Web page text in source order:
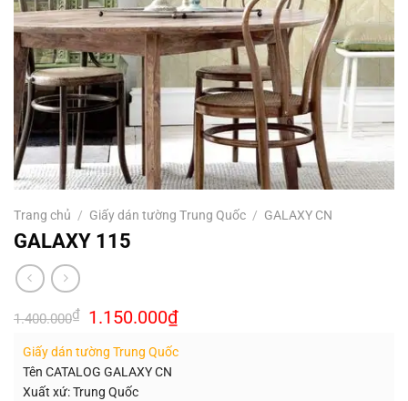
Trang chủ / Giấy dán tường Trung Quốc / GALAXY CN
GALAXY 115
1.400.000₫ Giá
gốc
1.400.000₫.
1.150.000₫Giá
hiện
là:
Giấy dán tường Trung Quốc
Tên CATALOG GALAXY CN
Xuất xứ: Trung Quốc